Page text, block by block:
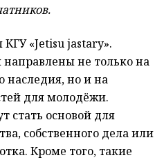
«Jetisu jastary».
не только на
наследия, но и на
для молодёжи.
стать основой для
собственного дела или
Кроме того, такие